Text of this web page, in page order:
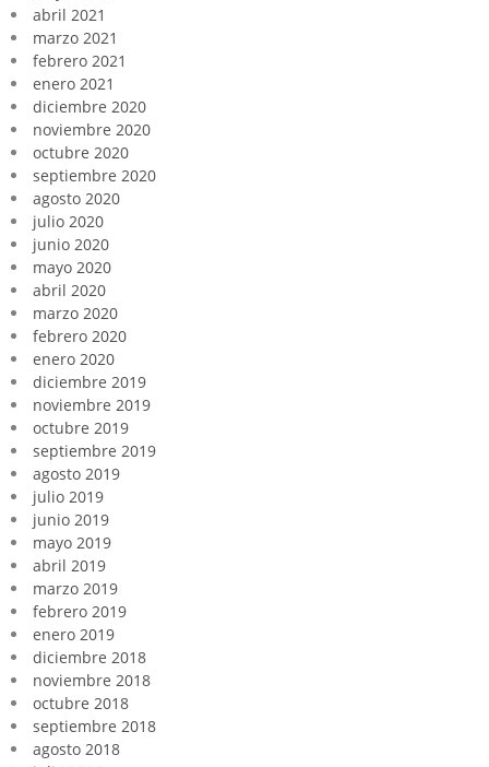
abril 2021
marzo 2021
febrero 2021
enero 2021
diciembre 2020
noviembre 2020
octubre 2020
septiembre 2020
agosto 2020
julio 2020
junio 2020
mayo 2020
abril 2020
marzo 2020
febrero 2020
enero 2020
diciembre 2019
noviembre 2019
octubre 2019
septiembre 2019
agosto 2019
julio 2019
junio 2019
mayo 2019
abril 2019
marzo 2019
febrero 2019
enero 2019
diciembre 2018
noviembre 2018
octubre 2018
septiembre 2018
agosto 2018